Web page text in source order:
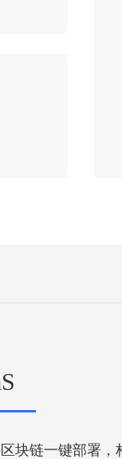
块链一键部署，